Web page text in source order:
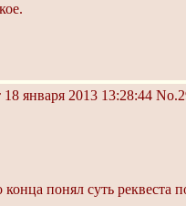
января 2013 13:28:44
понял суть реквеста